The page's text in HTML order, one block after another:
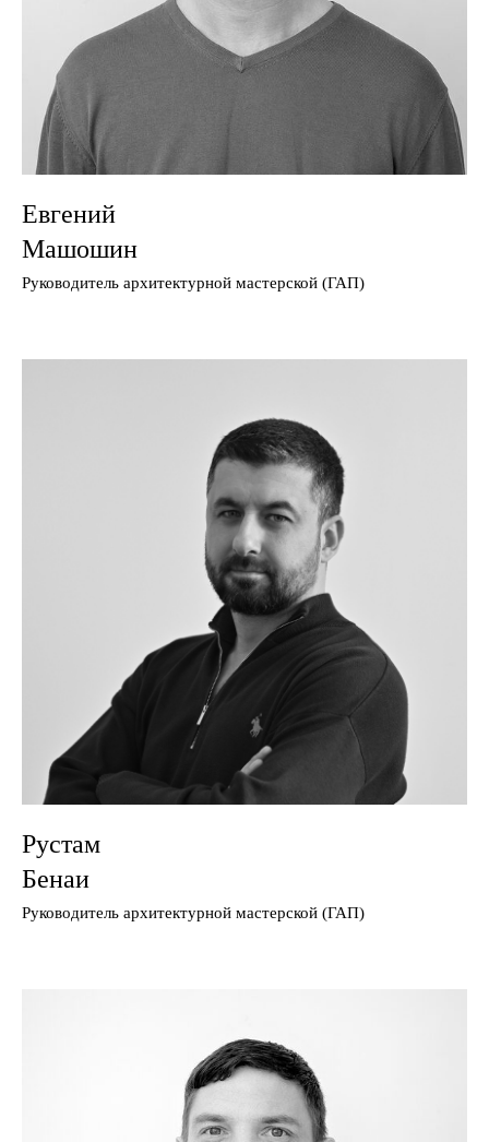
Евгений
Машошин
Руководитель архитектурной мастерской (ГАП)
Рустам
Бенаи
Руководитель архитектурной мастерской (ГАП)